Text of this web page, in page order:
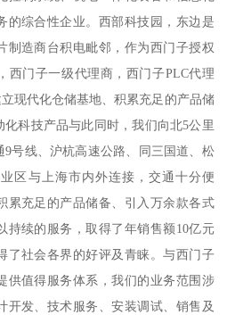
的综合性企业。西部科技园，东边是
制造商台积电毗邻，作为西门子授权
西门子一级代理商，西门子PLC代理
现代化仓储基地、积累充足的产品储
科技产品与此同时，我们向北5公里
号线、沪杭高速公路、同三国道、松
区与上海市内外连接，交通十分便
累充足的产品储备、引入万余款各式
持续的服务，取得了年销售额10亿元
了社会各界的好评及青睐。与西门子
供值得服务体系，我们的业务范围涉
开发、技术服务、安装调试、销售及